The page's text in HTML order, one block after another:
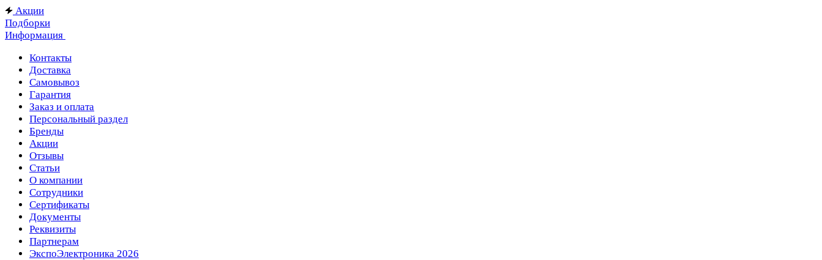
Акции
Подборки
Информация
Контакты
Доставка
Самовывоз
Гарантия
Заказ и оплата
Персональный раздел
Бренды
Акции
Отзывы
Статьи
О компании
Сотрудники
Сертификаты
Документы
Реквизиты
Партнерам
ЭкспоЭлектроника 2026